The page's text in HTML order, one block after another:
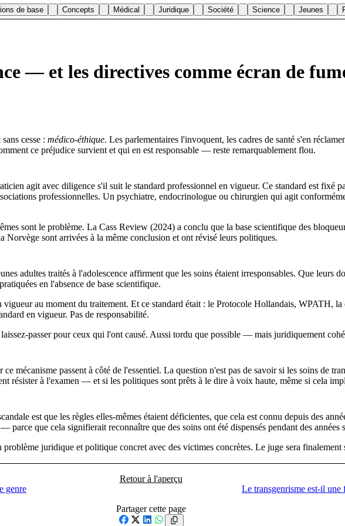
de base Concepts Médical Juridique Société Science Jeunes
— et les directives comme écran de
cesse : médico-éthique. Les parlementaires l'invoquent, les cadres de santé s'en
ce préjudice survient et qui en est responsable — reste remarquablement flou.
agit avec diligence s'il suit le standard professionnel en vigueur. Ce standard est fixé
professionnelles. Un psychiatre, endocrinologue ou chirurgien qui agit
sont le problème. La Cass Review (2024) a conclu que la base scientifique des
sont arrivées à la même conclusion et ont révisé leurs politiques.
adultes traités à l'adolescence affirment que les soins étaient irresponsables. Que leurs
en l'absence de base scientifique.
au moment du traitement. Et ce standard était : le Protocole Hollandais, WPATH,
en vigueur. Pas de responsabilité.
passer pour ceux qui l'ont causé. Aussi tordu que possible — mais juridiquement
mécanisme passent à côté de l'essentiel. La question n'est pas de savoir si les soins de
résister à l'examen — et si les politiques sont prêts à le dire à voix haute, même si cela
est que les règles elles-mêmes étaient déficientes, que cela est connu depuis des
que cela signifierait reconnaître que des soins ont été dispensés pendant des années
juridique et politique concret avec des victimes concrètes. Le juge sera
genre
Retour à l'aperçu
Le transgenrisme est-il
Partager cette page